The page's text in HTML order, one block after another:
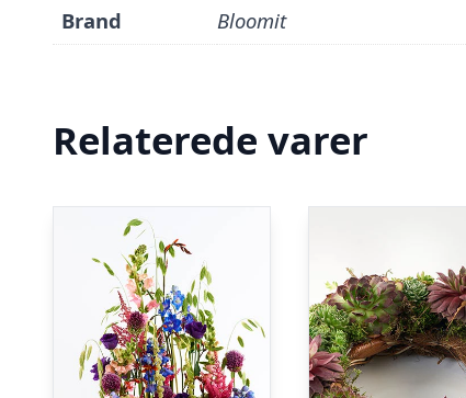
Brand Bloomit
Relaterede varer